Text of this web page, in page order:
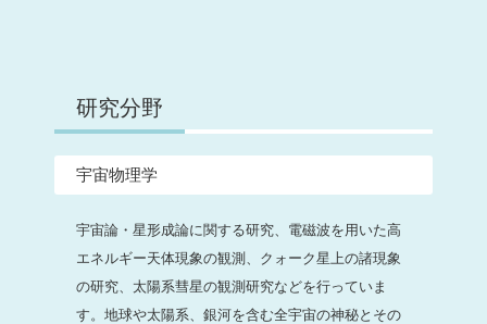
研究分野
宇宙物理学
宇宙論・星形成論に関する研究、電磁波を用いた高
エネルギー天体現象の観測、クォーク星上の諸現象
の研究、太陽系彗星の観測研究などを行っていま
す。地球や太陽系、銀河を含む全宇宙の神秘とその